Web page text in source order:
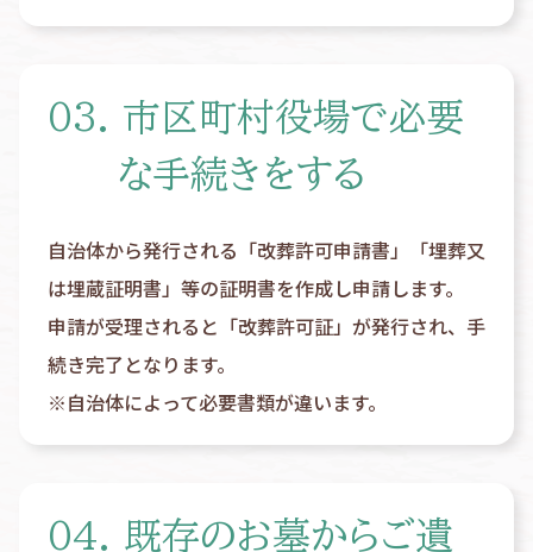
03. 市区町村役場で必要
な手続きをする
自治体から発行される「改葬許可申請書」「埋葬又
は埋蔵証明書」等の証明書を作成し申請します。
申請が受理されると「改葬許可証」が発行され、手
続き完了となります。
※自治体によって必要書類が違います。
04. 既存のお墓からご遺